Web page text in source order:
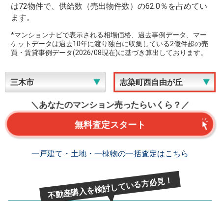
は72物件で、供給数（売出物件数）の62.0％を占めてい
ます。
*マンションナビで表示される相場価格、過去事例データ、マー
ケットデータは過去10年に渡り独自に収集している2億件超の売
買・賃貸事例データ(2026/08現在)に基づき算出しております。
＼あなたのマンション売ったらいくら？／
無料査定スタート
一戸建て・土地・一棟物の一括査定はこちら
不動産購入を検討している方必見！